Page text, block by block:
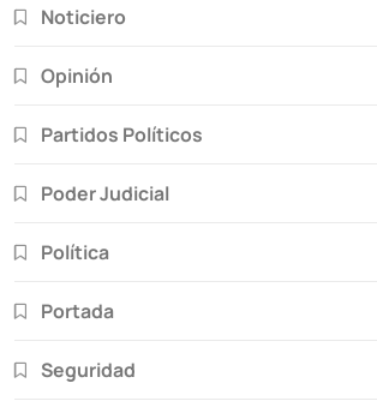
Noticiero
Opinión
Partidos Políticos
Poder Judicial
Política
Portada
Seguridad